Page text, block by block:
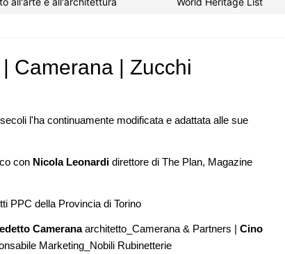
Camerana | Zucchi
l'ha continuamente modificata e adattata alle sue
con Nicola Leonardi direttore di The Plan, Magazine
PPC della Provincia di Torino
Cameranaarchitetto_Camerana & Partners | Cino
Marketing_Nobili Rubinetterie
08
Villammare
Unipol hall, ecco il padiglione
Mario Cucinella Architects